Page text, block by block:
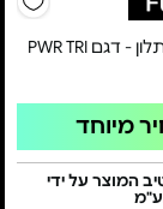
מכנסי טריאתלון - דגם PWR TRI
מיוחד
המוצר על ידי